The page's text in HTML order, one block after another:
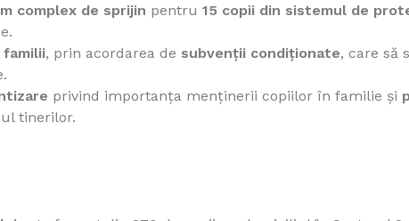
complex de sprijin pentru15 copii din sistemul de
familii, prin acordarea de subvenții condiționate, care să
privind importanța menținerii copiilor în familie și
tinerilor.